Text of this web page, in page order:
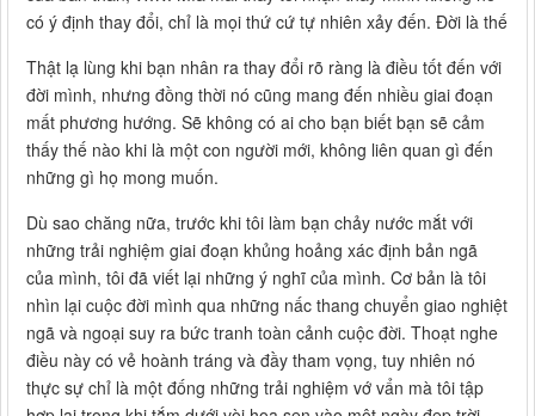
có ý định thay đổi, chỉ là mọi thứ cứ tự nhiên xảy đến. Đời là thế
Thật lạ lùng khi bạn nhân ra thay đổi rõ ràng là điều tốt đến với
đời mình, nhưng đồng thời nó cũng mang đến nhiều giai đoạn
mất phương hướng. Sẽ không có ai cho bạn biết bạn sẽ cảm
thấy thế nào khi là một con người mới, không liên quan gì đến
những gì họ mong muốn.
Dù sao chăng nữa, trước khi tôi làm bạn chảy nước mắt với
những trải nghiệm giai đoạn khủng hoảng xác định bản ngã
của mình, tôi đã viết lại những ý nghĩ của mình. Cơ bản là tôi
nhìn lại cuộc đời mình qua những nấc thang chuyển giao nghiệt
ngã và ngoại suy ra bức tranh toàn cảnh cuộc đời. Thoạt nghe
điều này có vẻ hoành tráng và đầy tham vọng, tuy nhiên nó
thực sự chỉ là một đống những trải nghiệm vớ vẩn mà tôi tập